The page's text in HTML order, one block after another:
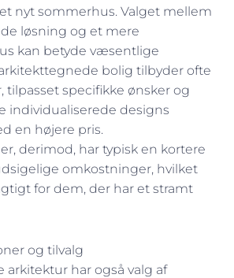
nyt sommerhus. Valget mellem
løsning og et mere
kan betyde væsentlige
bolig tilbyder ofte
tilpasset specifikke ønsker og
individualiserede designs
en højere pris.
derimod, har typisk en kortere
omkostninger, hvilket
for dem, der har et stramt
og tilvalg
arkitektur har også valg af